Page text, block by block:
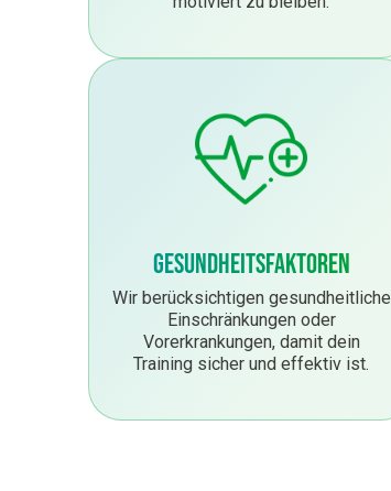
Gesundheitsfaktoren
Wir berücksichtigen gesundheitliche
Einschränkungen oder
Vorerkrankungen, damit dein
Training sicher und effektiv ist.